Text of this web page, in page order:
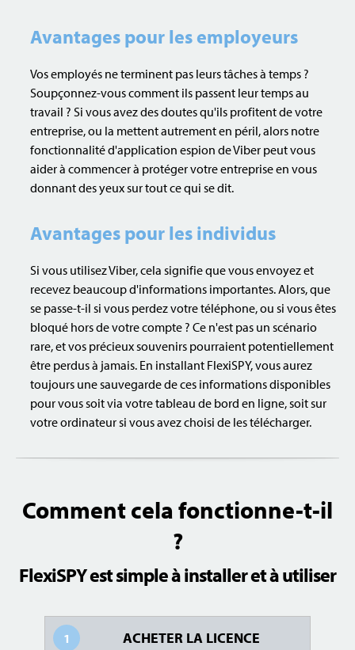
Avantages pour les employeurs
Vos employés ne terminent pas leurs tâches à temps ?
Soupçonnez-vous comment ils passent leur temps au
travail ? Si vous avez des doutes qu'ils profitent de votre
entreprise, ou la mettent autrement en péril, alors notre
fonctionnalité d'application espion de Viber peut vous
aider à commencer à protéger votre entreprise en vous
donnant des yeux sur tout ce qui se dit.
Avantages pour les individus
Si vous utilisez Viber, cela signifie que vous envoyez et
recevez beaucoup d'informations importantes. Alors, que
se passe-t-il si vous perdez votre téléphone, ou si vous êtes
bloqué hors de votre compte ? Ce n'est pas un scénario
rare, et vos précieux souvenirs pourraient potentiellement
être perdus à jamais. En installant FlexiSPY, vous aurez
toujours une sauvegarde de ces informations disponibles
pour vous soit via votre tableau de bord en ligne, soit sur
votre ordinateur si vous avez choisi de les télécharger.
Comment cela fonctionne-t-il
?
FlexiSPY est simple à installer et à utiliser
1 ACHETER LA LICENCE